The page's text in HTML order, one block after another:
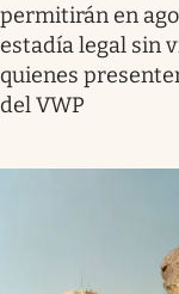
permitirán en
estadía legal sin
quienes
del VWP